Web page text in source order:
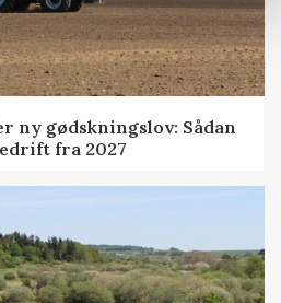
ny gødskningslov: Sådan
fra 2027